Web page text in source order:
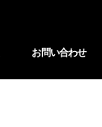
お問い合わせ